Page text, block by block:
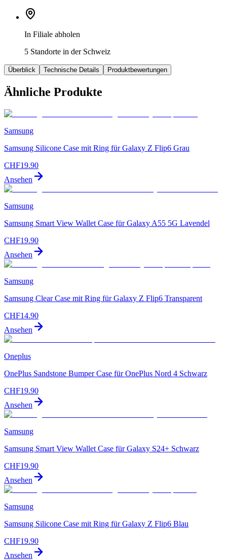
In Filiale abholen
5 Standorte in der Schweiz
Überblick Technische Details Produktbewertungen
Ähnliche Produkte
Samsung
Samsung Silicone Case mit Ring für Galaxy Z Flip6 Grau
CHF19.90
Ansehen
Samsung
Samsung Smart View Wallet Case für Galaxy A55 5G Lavendel
CHF19.90
Ansehen
Samsung
Samsung Clear Case mit Ring für Galaxy Z Flip6 Transparent
CHF14.90
Ansehen
Oneplus
OnePlus Sandstone Bumper Case für OnePlus Nord 4 Schwarz
CHF19.90
Ansehen
Samsung
Samsung Smart View Wallet Case für Galaxy S24+ Schwarz
CHF19.90
Ansehen
Samsung
Samsung Silicone Case mit Ring für Galaxy Z Flip6 Blau
CHF19.90
Ansehen